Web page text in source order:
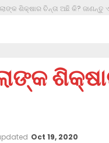
ଶିକ୍ଷାର ଚିନ୍ତା ଅଛି କି? ଜାଣନ୍ତୁ
Oct 19, 2020